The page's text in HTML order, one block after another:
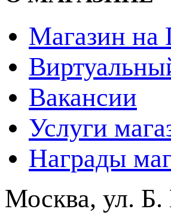
Магазин на
Вакансии
Услуги
Награды
Москва, ул.